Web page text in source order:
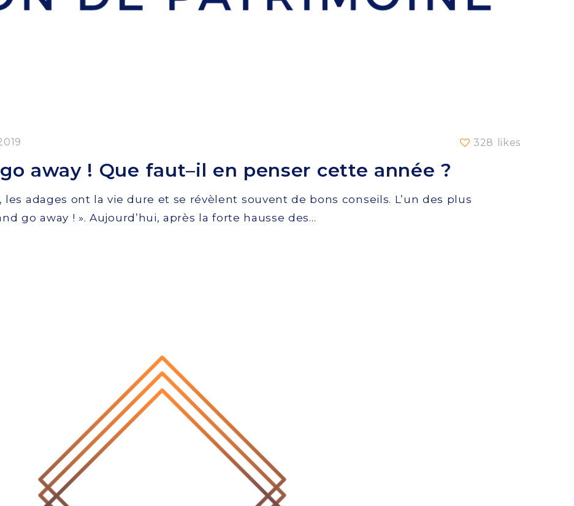
328 likes
away ! Que faut–il en penser cette année ?
adages ont la vie dure et se révèlent souvent de bons conseils. L’un des plus
go away ! ». Aujourd’hui, après la forte hausse des…